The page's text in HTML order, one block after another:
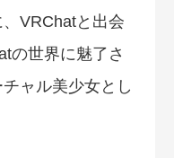
VRChatと出会
の世界に魅了さ
ャル美少女とし